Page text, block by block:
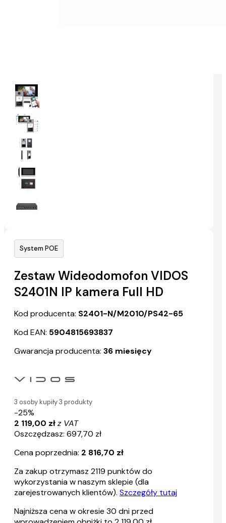
System POE
Zestaw Wideodomofon VIDOS
S2401N IP kamera Full HD
Kod producenta: S2401-N/M2010/PS42-65
Kod EAN: 5904815693837
Gwarancja producenta: 36 miesięcy
3 osoby kupiły 3 produkty
-25%
2 119,00 złz VAT
Oszczędzasz: 697,70 zł
Cena poprzednia: 2 816,70 zł
Za zakup otrzymasz 2119 punktów do
wykorzystania w naszym sklepie (dla
zarejestrowanych klientów). Szczegóły tutaj
Najniższa cena w okresie 30 dni przed